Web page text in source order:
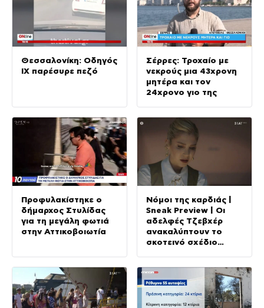
Θεσσαλονίκη: Οδηγός
ΙΧ παρέσυρε πεζό
Σέρρες: Τροχαίο με
νεκρούς μια 43χρονη
μητέρα και τον
24χρονο γιο της
Προφυλακίστηκε ο
δήμαρχος Στυλίδας
για τη μεγάλη φωτιά
στην Αττικοβοιωτία
Νόμοι της καρδιάς |
Sneak Preview | Οι
αδελφές Τζεβχέρ
ανακαλύπτουν το
σκοτεινό σχέδιο